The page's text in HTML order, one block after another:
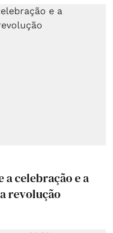
celebração e a
revolução